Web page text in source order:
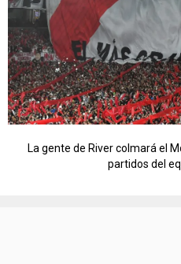
La gente de River colmará el
partidos del